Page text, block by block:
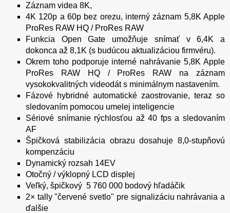
Záznam videa 8K,
4K 120p a 60p bez orezu, interný záznam 5,8K Apple
ProRes RAW HQ / ProRes RAW
Funkcia Open Gate umožňuje snímať v 6,4K a
dokonca až 8,1K (s budúcou aktualizáciou firmvéru).
Okrem toho podporuje interné nahrávanie 5,8K Apple
ProRes RAW HQ / ProRes RAW na záznam
vysokokvalitných videodát s minimálnym nastavením.
Fázové hybridné automatické zaostrovanie, teraz so
sledovaním pomocou umelej inteligencie
Sériové snímanie rýchlosťou až 40 fps a sledovaním
AF
Špičková stabilizácia obrazu dosahuje 8,0-stupňovú
kompenzáciu
Dynamický rozsah 14EV
Otočný / výklopný LCD displej
Veľký, špičkový 5 760 000 bodový hľadáčik
2× tally "červené svetlo" pre signalizáciu nahrávania a
ďalšie